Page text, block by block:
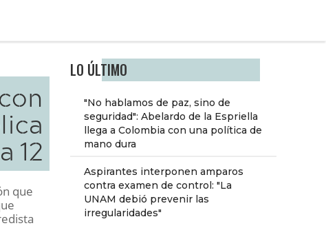
LO ÚLTIMO
"No hablamos de paz, sino de
seguridad": Abelardo de la Espriella
llega a Colombia con una política de
mano dura
Aspirantes interponen amparos
contra examen de control: "La
UNAM debió prevenir las
irregularidades"
12
que